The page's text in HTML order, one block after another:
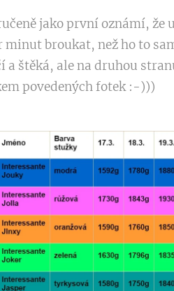
jako první oznámí, že
broukat, než ho to
a štěká, ale na druhou
povedených fotek :-)))